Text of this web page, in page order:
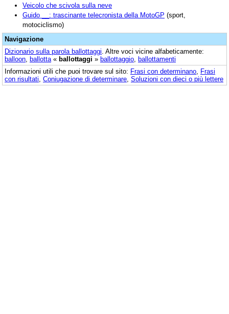
Veicolo che scivola sulla neve
Guido __: trascinante telecronista della MotoGP (sport,
motociclismo)
Navigazione
Dizionario sulla parola ballottaggi . Altre voci vicine alfabeticamente:
balloon ballotta « ballottaggi » ballottaggio ballottamenti
Informazioni utili che puoi trovare sul sito: Frasi con determinano Frasi
con risultati Coniugazione di determinare Soluzioni con dieci o più lettere